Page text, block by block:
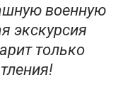
военную
экскурсия
только